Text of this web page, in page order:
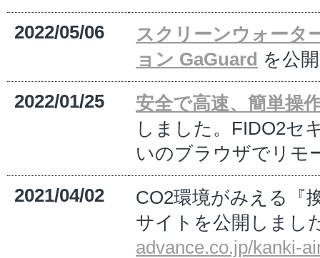
2022/05/06
スクリーンウォータ
ョン GaGuard を公
2022/01/25
安全で高速、簡単操
しました。FIDO2セ
いのブラウザでリモ
2021/04/02
CO2環境がみえる『
サイトを公開しまし
advance.co.jp/kanki-